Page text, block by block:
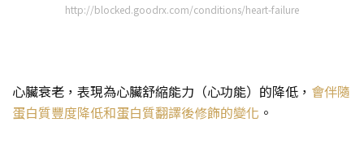
http://blocked.goodrx.com/conditions/heart-failure
心臟衰老，表現為心臟舒縮能力（心功能）的降低， 會伴隨
蛋白質豐度降低和蛋白質翻譯後修飾的變化 。